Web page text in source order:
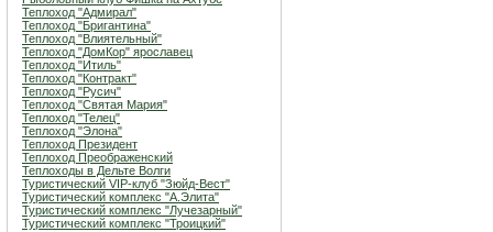
Теплоход "Адмирал"
Теплоход "Бригантина"
Теплоход "Влиятельный"
Теплоход "ДомКор" ярославец
Теплоход "Итиль"
Теплоход "Контракт"
Теплоход "Русич"
Теплоход "Святая Мария"
Теплоход "Телец"
Теплоход "Элона"
Теплоход Президент
Теплоход Преображенский
Теплоходы в Дельте Волги
Туристический VIP-клуб "Зюйд-Вест"
Туристический комплекс "А.Элита"
Туристический комплекс "Лучезарный"
Туристический комплекс "Троицкий"